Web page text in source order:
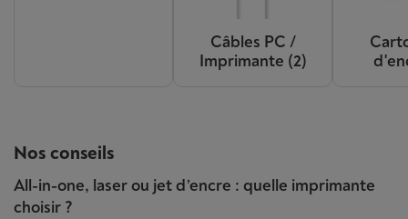
Câbles PC /
Imprimante (2)
Nos conseils
All-in-one, laser ou jet d’encre : quelle imprimante
choisir ?